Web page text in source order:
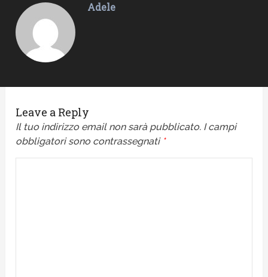
Adele
Leave a Reply
Il tuo indirizzo email non sarà pubblicato. I campi
obbligatori sono contrassegnati *